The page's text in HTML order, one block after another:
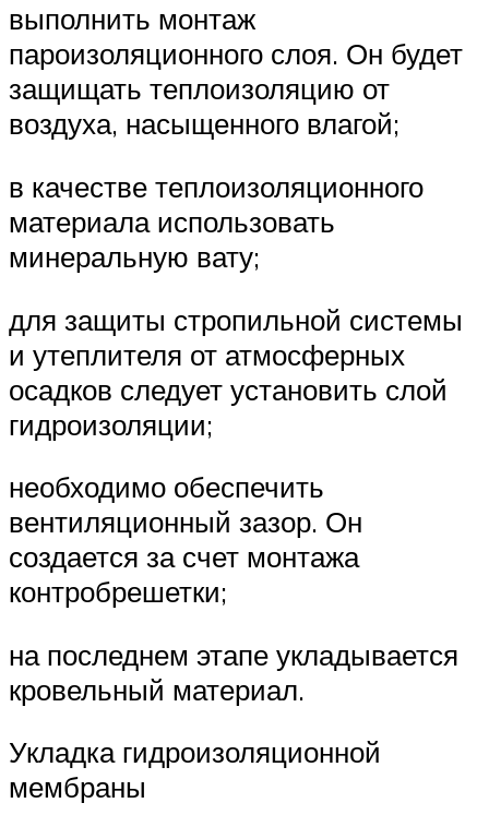
выполнить монтаж
пароизоляционного слоя. Он будет
защищать теплоизоляцию от
воздуха, насыщенного влагой;
в качестве теплоизоляционного
материала использовать
минеральную вату;
для защиты стропильной системы
и утеплителя от атмосферных
осадков следует установить слой
гидроизоляции;
необходимо обеспечить
вентиляционный зазор. Он
создается за счет монтажа
контробрешетки;
на последнем этапе укладывается
кровельный материал.
Укладка гидроизоляционной
мембраны